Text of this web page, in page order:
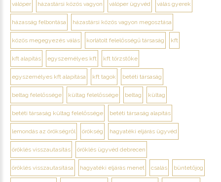
válóper házastársi közös vagyon válóper ügyvéd válás gyerek
házasság felbontása házastársi közös vagyon megosztása
közös megegyezés válás korlátolt felelősségű társaság kft
kft alapítás egyszemélyes kft kft törzstőke
egyszemélyes kft alapítása kft tagok betéti társaság
beltag felelőssége kültag felelőssége beltag kültag
betéti társaság kültag felelőssége betéti társaság alapítás
lemondás az örökségről örökség hagyatéki eljárás ügyvéd
öröklés visszautasítás öröklés ügyvéd debrecen
öröklés visszautasítása hagyatéki eljárás menet csalás büntetőjog